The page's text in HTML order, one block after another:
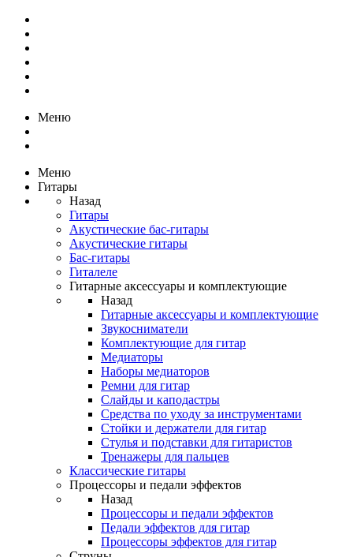
Меню
Меню
Гитары
Назад
Гитары
Акустические бас-гитары
Акустические гитары
Бас-гитары
Гиталеле
Гитарные аксессуары и комплектующие
Назад
Гитарные аксессуары и комплектующие
Звукосниматели
Комплектующие для гитар
Медиаторы
Наборы медиаторов
Ремни для гитар
Слайды и каподастры
Средства по уходу за инструментами
Стойки и держатели для гитар
Стулья и подставки для гитаристов
Тренажеры для пальцев
Классические гитары
Процессоры и педали эффектов
Назад
Процессоры и педали эффектов
Педали эффектов для гитар
Процессоры эффектов для гитар